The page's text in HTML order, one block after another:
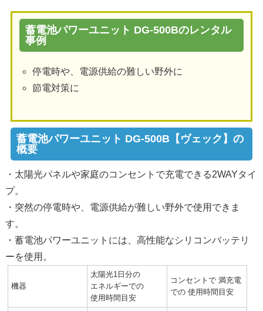
蓄電池パワーユニット DG-500Bのレンタル
事例
停電時や、電源供給の難しい野外に
節電対策に
蓄電池パワーユニット DG-500B【ヴェック】の
概要
・太陽光パネルや家庭のコンセントで充電できる2WAYタイ
プ。
・突然の停電時や、電源供給が難しい野外で使用できま
す。
・蓄電池パワーユニットには、高性能なシリコンバッテリ
ーを使用。
機器
太陽光1日分の
エネルギーでの
使用時間目安
コンセントで 満充電
での 使用時間目安